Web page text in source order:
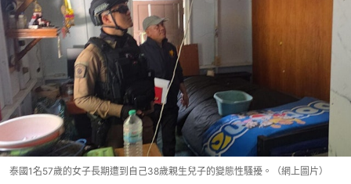
泰國1名57歲的女子長期遭到自己38歲親生兒子的變態性騷擾。（網上圖片）